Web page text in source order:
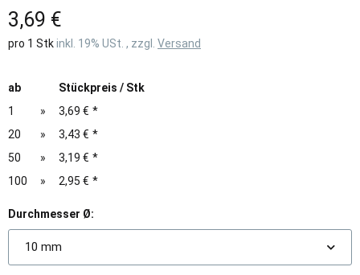
3,69 €
pro 1 Stkinkl. 19% USt. , zzgl. Versand
ab
Stückpreis / Stk
1
» 3,69 € *
20
» 3,43 € *
50
» 3,19 € *
100
» 2,95 € *
Durchmesser Ø:
10 mm